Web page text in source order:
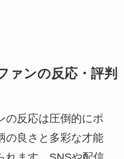
ァンの反応・評判
の反応は圧倒的にポ
の良さと多彩な才能